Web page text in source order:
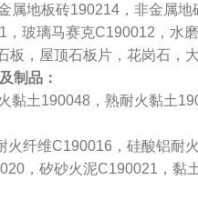
属地板砖190214，非金属地
玻璃马赛克C190012，水
板，屋顶石板片，花岗石，
制品：
黏土190048，熟耐火黏土
纤维C190016，硅酸铝耐
，矽砂火泥C190021，黏